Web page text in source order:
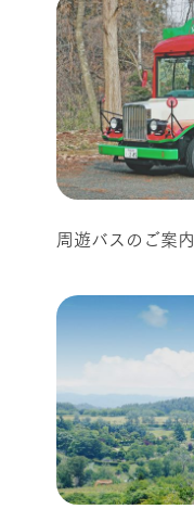
周遊バスのご案内